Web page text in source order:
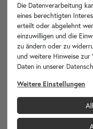
Ihr Spezialist
Die Datenverarbeitung
eines berechtigten
erteilt oder abgelehnt
einzuwilligen und die
zu ändern oder zu
und weitere Hinweise zur
Daten in unserer
Weitere Einstellungen